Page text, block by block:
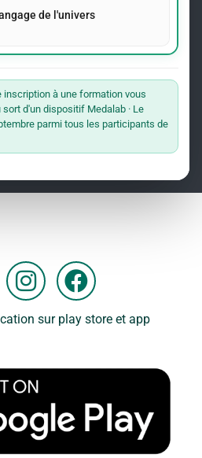
de l'univers
inscription à une formation vous
d'un dispositif Medalab · Le
parmi tous les participants de
Dr Andreas Kalcker et l’Institut
avec nous ?
notre équipe ?
I
n
s
a
g
r
a
F
a
c
b
o
k
sur play store et app